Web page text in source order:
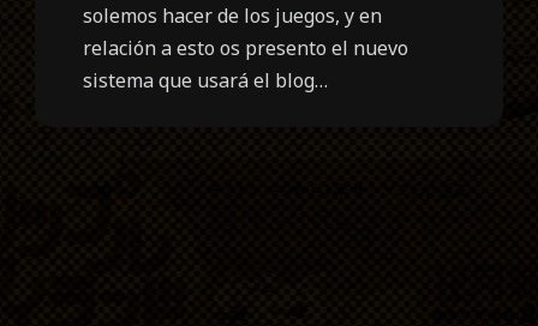
solemos hacer de los juegos, y en
relación a esto os presento el nuevo
sistema que usará el blog…